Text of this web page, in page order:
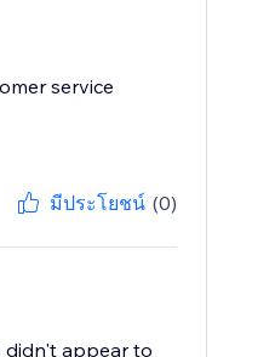
service
มีประโยชน์ (0)
didn't appear to